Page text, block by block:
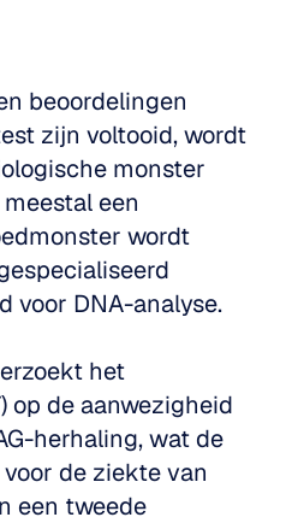
beoordelingen
zijn voltooid, wordt
monster
een
wordt
voor DNA-analyse.
het
op de aanwezigheid
herhaling, wat de
de ziekte van
een tweede